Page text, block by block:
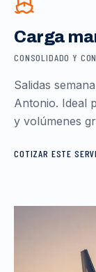
Carga
CONSOLIDADO Y
Salidas
Antonio. Ideal
y volúmenes
COTIZAR ESTE